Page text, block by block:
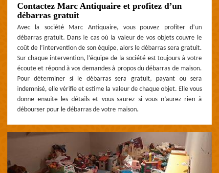
Contactez Marc Antiquaire et profitez d’un
débarras gratuit
Avec la société Marc Antiquaire, vous pouvez profiter d’un
débarras gratuit. Dans le cas où la valeur de vos objets couvre le
coût de l’intervention de son équipe, alors le débarras sera gratuit.
Sur chaque intervention, l’équipe de la société est toujours à votre
écoute et répond à vos demandes à propos du débarras de maison.
Pour déterminer si le débarras sera gratuit, payant ou sera
indemnisé, elle vérifie et estime la valeur de chaque objet. Elle vous
donne ensuite les détails et vous saurez si vous n’aurez rien à
débourser pour le débarras de votre maison.